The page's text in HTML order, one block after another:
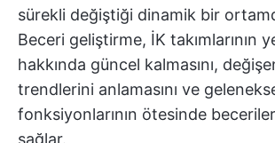
sürekli değiştiği dinamik bir
Beceri geliştirme, İK takımlarının
hakkında güncel kalmasını,
trendlerini anlamasını ve
fonksiyonlarının ötesinde
sağlar.